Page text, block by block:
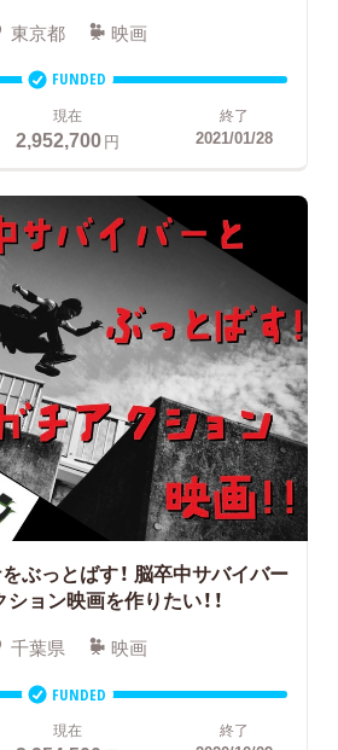
東京都 映画
FUNDED
現在
2,952,700円
終了
2021/01/28
ぶっとばす！ 脳卒中サバイバー
ョン映画を作りたい！！
千葉県 映画
FUNDED
現在 終了